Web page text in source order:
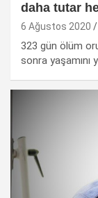
daha tutar
6 Ağustos 2020
323 gün ölüm
sonra yaşamını